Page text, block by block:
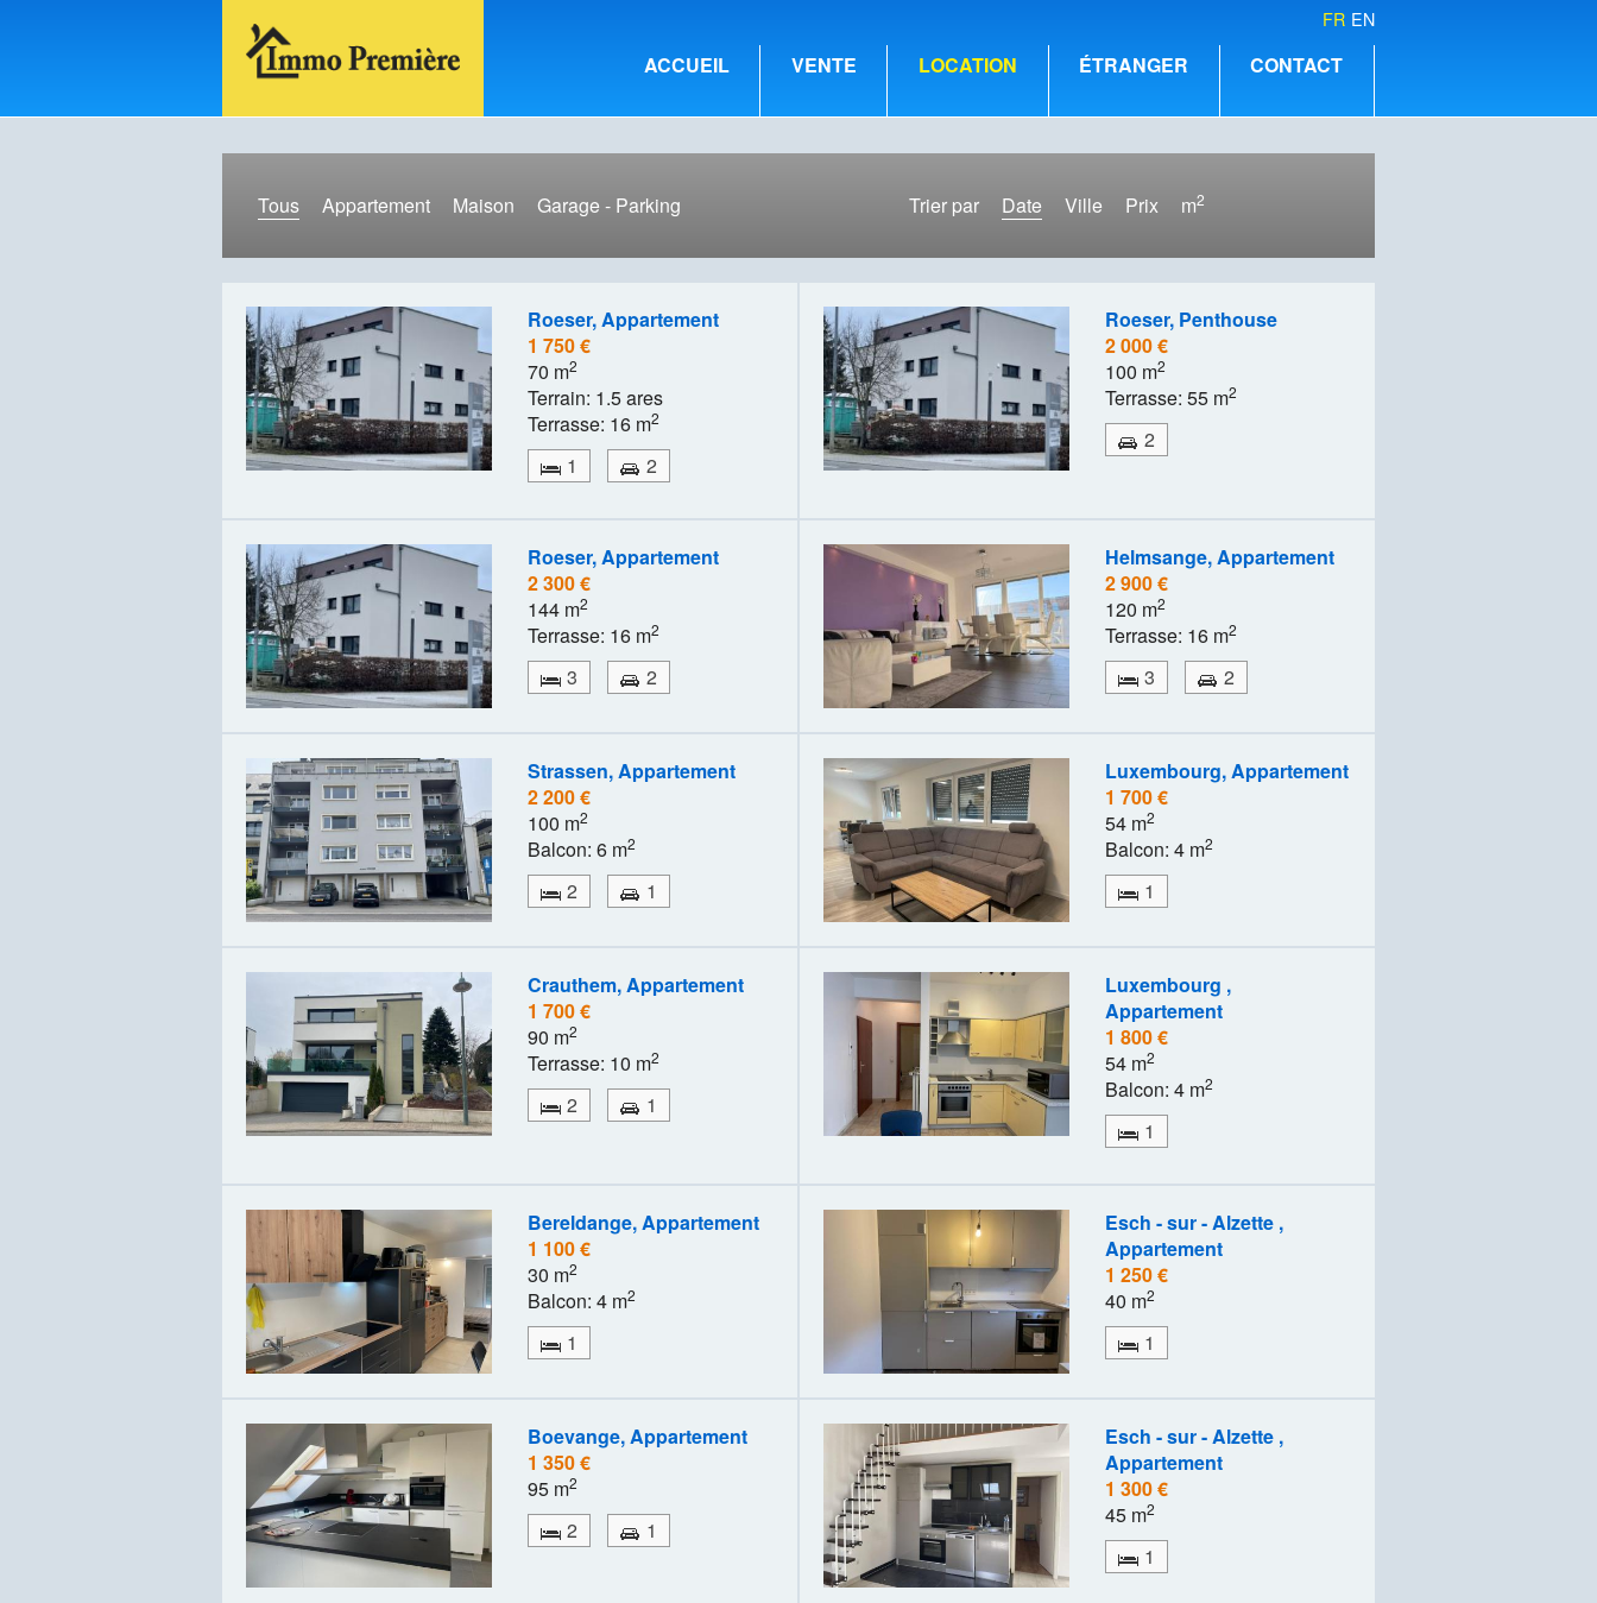
FR EN
ACCUEIL VENTE LOCATION ÉTRANGER CONTACT
Tous Appartement Maison Garage - Parking Trier par Date Ville Prix m2
Roeser, Appartement
1 750 €
70 m2
Terrain: 1.5 ares
Terrasse: 16 m2
1 2
Roeser, Penthouse
2 000 €
100 m2
Terrasse: 55 m2
2
Roeser, Appartement
2 300 €
144 m2
Terrasse: 16 m2
3 2
Helmsange, Appartement
2 900 €
120 m2
Terrasse: 16 m2
3 2
Strassen, Appartement
2 200 €
100 m2
Balcon: 6 m2
2 1
Luxembourg, Appartement
1 700 €
54 m2
Balcon: 4 m2
1
Crauthem, Appartement
1 700 €
90 m2
Terrasse: 10 m2
2 1
Luxembourg ,
Appartement
1 800 €
54 m2
Balcon: 4 m2
1
Bereldange, Appartement
1 100 €
30 m2
Balcon: 4 m2
1
Esch - sur - Alzette ,
Appartement
1 250 €
40 m2
1
Boevange, Appartement
1 350 €
95 m2
2 1
Esch - sur - Alzette ,
Appartement
1 300 €
45 m2
1